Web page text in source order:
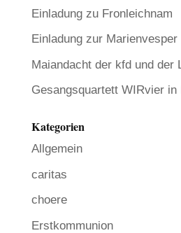
Einladung zu Fronleichnam
Einladung zur Marienvesper
Maiandacht der kfd und der
Gesangsquartett WIRvier in
Kategorien
Allgemein
caritas
choere
Erstkommunion